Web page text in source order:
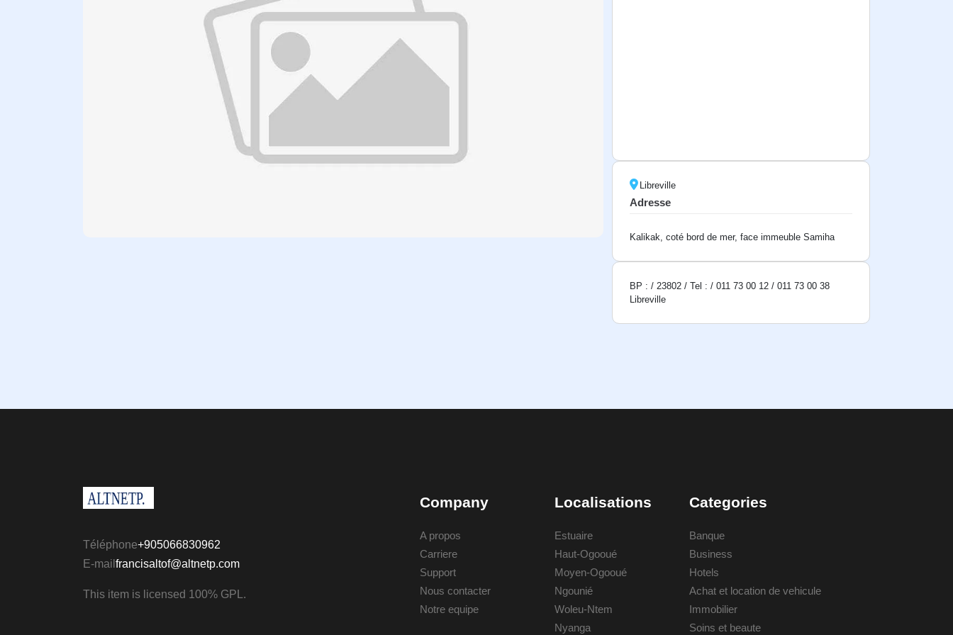
Libreville
Adresse
Kalikak, coté bord de mer, face immeuble Samiha
BP : / 23802 / Tel : / 011 73 00 12 / 011 73 00 38
Libreville
Téléphone+905066830962
E-mail francisaltof@altnetp.com
This item is licensed 100% GPL.
Company
A propos
Carriere
Support
Nous contacter
Notre equipe
Localisations
Estuaire
Haut-Ogooué
Moyen-Ogooué
Ngounié
Woleu-Ntem
Nyanga
Categories
Banque
Business
Hotels
Achat et location de vehicule
Immobilier
Soins et beaute